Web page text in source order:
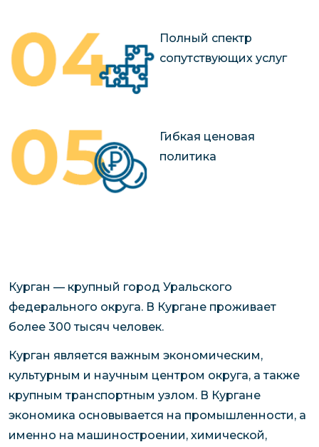
Полный спектр
сопутствующих услуг
Гибкая ценовая
политика
Курган — крупный город Уральского
федерального округа. В Кургане проживает
более 300 тысяч человек.
Курган является важным экономическим,
культурным и научным центром округа, а также
крупным транспортным узлом. В Кургане
экономика основывается на промышленности, а
именно на машиностроении, химической,